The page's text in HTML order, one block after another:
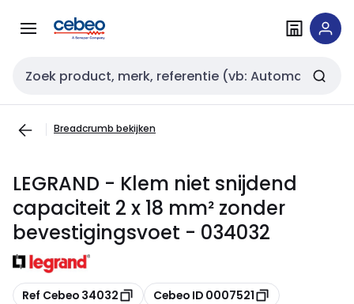
naar
naar
Zoekveld invoer
Breadcrumb bekijken
LEGRAND - Klem niet snijdend
capaciteit 2 x 18 mm² zonder
bevestigingsvoet - 034032
Kopiëren
Ref Cebeo 34032 Kopiëren
Cebeo ID 0007521